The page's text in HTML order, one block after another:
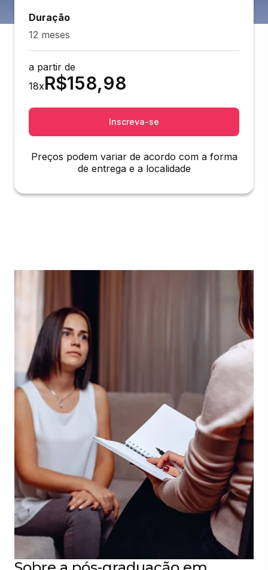
Duração
12 meses
a partir de
18xR$158,98
Inscreva-se
Preços podem variar de acordo com a forma
de entrega e a localidade